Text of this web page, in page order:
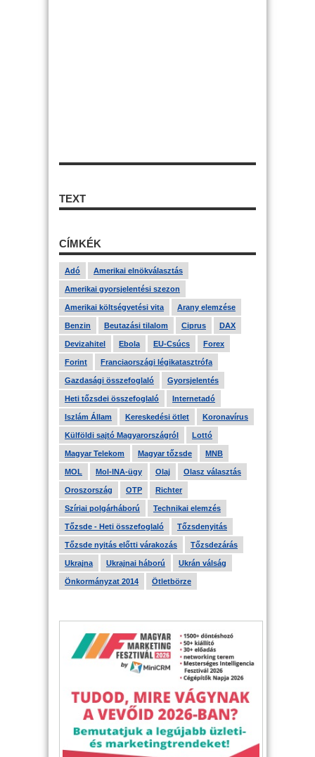
TEXT
CÍMKÉK
Adó Amerikai elnökválasztás
Amerikai gyorsjelentési szezon
Amerikai költségvetési vita Arany elemzése
Benzin Beutazási tilalom Ciprus DAX
Devizahitel Ebola EU-Csúcs Forex
Forint Franciaországi légikatasztrófa
Gazdasági összefoglaló Gyorsjelentés
Heti tőzsdei összefoglaló Internetadó
Iszlám Állam Kereskedési ötlet Koronavírus
Külföldi sajtó Magyarországról Lottó
Magyar Telekom Magyar tőzsde MNB
MOL Mol-INA-ügy Olaj Olasz választás
Oroszország OTP Richter
Szíriai polgárháború Technikai elemzés
Tőzsde - Heti összefoglaló Tőzsdenyitás
Tőzsde nyitás előtti várakozás Tőzsdezárás
Ukrajna Ukrajnai háború Ukrán válság
Önkormányzat 2014 Ötletbörze